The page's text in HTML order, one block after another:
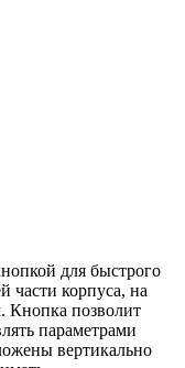
для быстрого
части корпуса, на
Кнопка позволит
параметрами
вертикально